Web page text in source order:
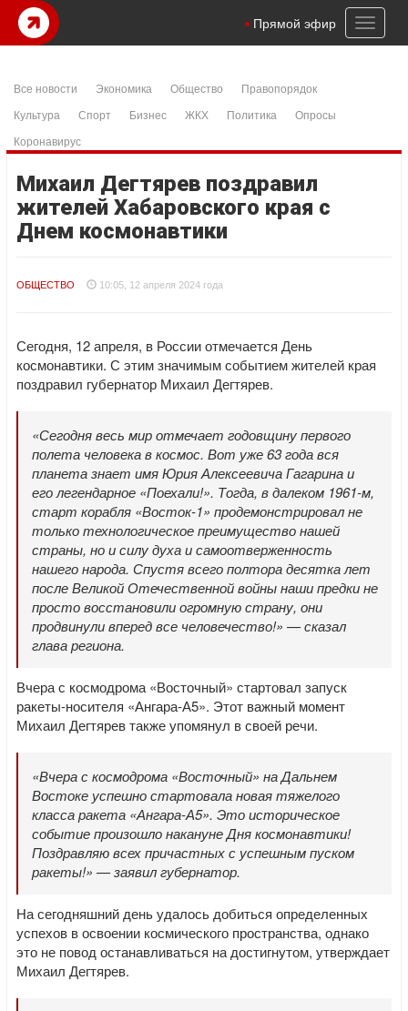
Toggle
Прямой эфир
Все новости Экономика Общество
Правопорядок
Культура
Спорт Бизнес ЖКХ Политика
Опросы
Коронавирус
Михаил Дегтярев поздравил
жителей Хабаровского края с
Днем космонавтики
ОБЩЕСТВО 10:05, 12 апреля 2024 года
Сегодня, 12 апреля, в России отмечается День
космонавтики. С этим значимым событием жителей края
поздравил губернатор Михаил Дегтярев.
«Сегодня весь мир отмечает годовщину первого
полета человека в космос. Вот уже 63 года вся
планета знает имя Юрия Алексеевича Гагарина и
его легендарное «Поехали!». Тогда, в далеком 1961-м,
старт корабля «Восток-1» продемонстрировал не
только технологическое преимущество нашей
страны, но и силу духа и самоотверженность
нашего народа. Спустя всего полтора десятка лет
после Великой Отечественной войны наши предки не
просто восстановили огромную страну, они
продвинули вперед все человечество!» — сказал
глава региона.
Вчера с космодрома «Восточный» стартовал запуск
ракеты-носителя «Ангара-А5». Этот важный момент
Михаил Дегтярев также упомянул в своей речи.
«Вчера с космодрома «Восточный» на Дальнем
Востоке успешно стартовала новая тяжелого
класса ракета «Ангара-А5». Это историческое
событие произошло накануне Дня космонавтики!
Поздравляю всех причастных с успешным пуском
ракеты!» — заявил губернатор.
На сегодняшний день удалось добиться определенных
успехов в освоении космического пространства, однако
это не повод останавливаться на достигнутом, утверждает
Михаил Дегтярев.